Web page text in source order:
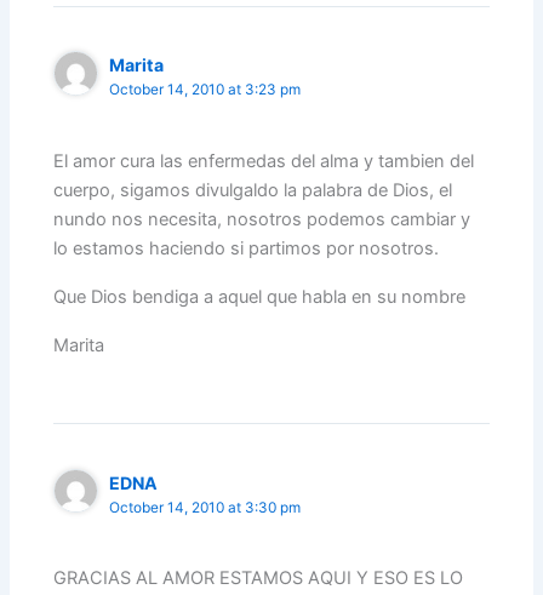
Marita
October 14, 2010 at 3:23 pm
El amor cura las enfermedas del alma y tambien del
cuerpo, sigamos divulgaldo la palabra de Dios, el
nundo nos necesita, nosotros podemos cambiar y
lo estamos haciendo si partimos por nosotros.
Que Dios bendiga a aquel que habla en su nombre
Marita
EDNA
October 14, 2010 at 3:30 pm
GRACIAS AL AMOR ESTAMOS AQUI Y ESO ES LO